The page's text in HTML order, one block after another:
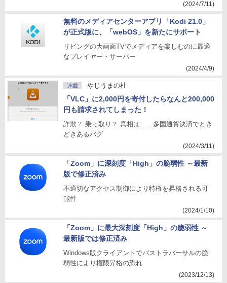
(2024/7/11)
無料のメディアセンターアプリ「Kodi 21.0」
が正式版に、「webOS」を新たにサポート
リビングの大画面TVでメディアを楽しむのに最適
なプレイヤー・サーバー
(2024/4/9)
連載 やじうまの杜
「VLC」に2,000円を寄付したらなんと200,000
円も請求されてしまった！
詐欺？ 乗っ取り？ 真相は……多国通貨決済でとき
どきあるバグ
(2024/3/11)
「Zoom」に深刻度「High」の脆弱性 ～最新
版で修正済み
不適切なアクセス制御により特権を昇格される可
能性
(2024/1/10)
「Zoom」に最大深刻度「High」の脆弱性 ～
最新版では修正済み
Windows版クライアントでパストラバーサルの脆
弱性により権限昇格の恐れ
(2023/12/13)